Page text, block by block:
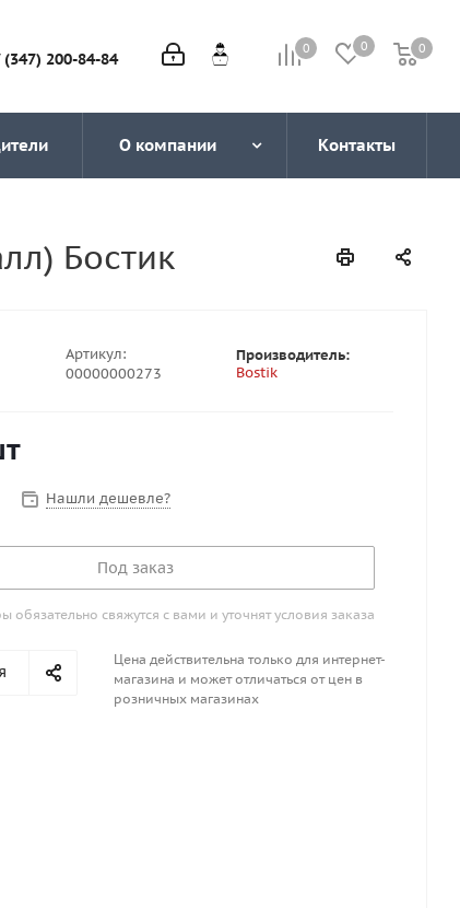
0 0 0
0
(347) 200-84-84
О компании Контакты
Бостик
Артикул:
00000000273
Производитель:
Bostik
Нашли дешевле?
Под заказ
свяжутся с вами и уточнят условия заказа
Цена действительна только для интернет-
магазина и может отличаться от цен в
розничных магазинах